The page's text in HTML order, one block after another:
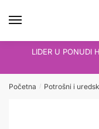
LIDER U PONUDI
Početna / Potrošni i